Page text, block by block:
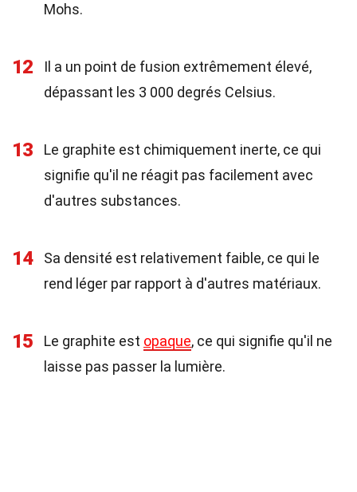
Mohs.
12
Il a un point de fusion extrêmement élevé,
dépassant les 3 000 degrés Celsius.
13
Le graphite est chimiquement inerte, ce qui
signifie qu'il ne réagit pas facilement avec
d'autres substances.
14
Sa densité est relativement faible, ce qui le
rend léger par rapport à d'autres matériaux.
15 Le graphite est opaque, ce qui signifie qu'il ne
laisse pas passer la lumière.